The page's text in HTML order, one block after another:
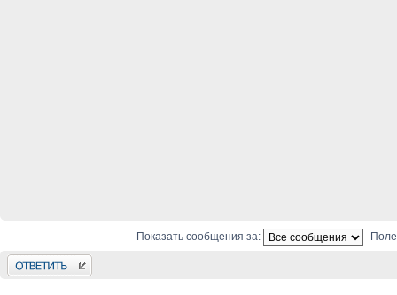
Показать сообщения за:
Ответить